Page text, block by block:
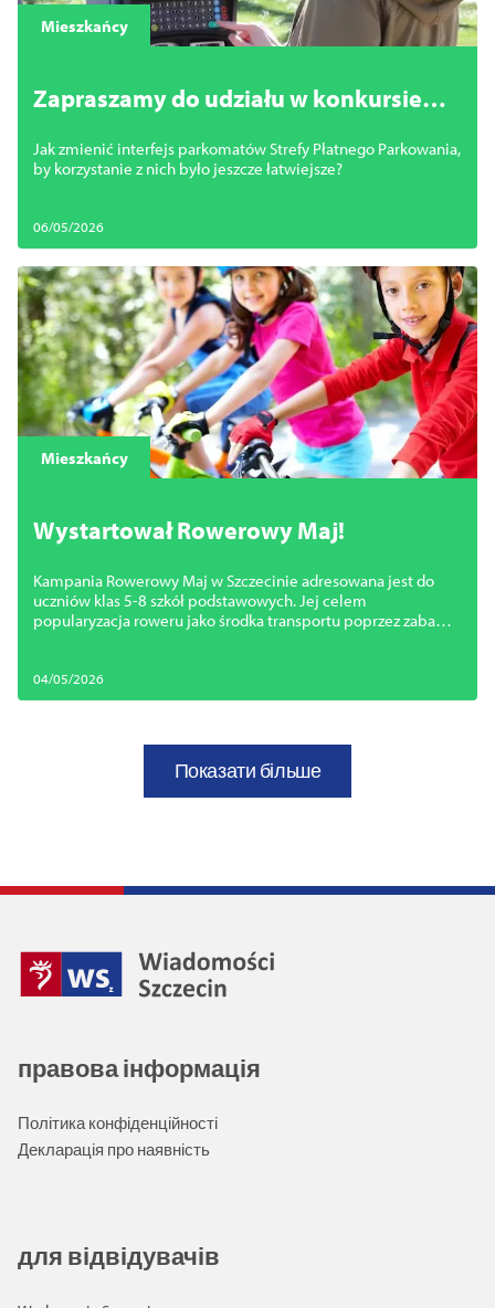
Mieszkańcy
Zapraszamy do udziału w konkursie
Jak zmienić interfejs parkomatów Strefy Płatnego Parkowania,
by korzystanie z nich było jeszcze łatwiejsze?
06/05/2026
Mieszkańcy
Wystartował Rowerowy Maj!
Kampania Rowerowy Maj w Szczecinie adresowana jest do
uczniów klas 5-8 szkół podstawowych. Jej celem
popularyzacja roweru jako środka transportu poprzez zabawę
04/05/2026
Показати більше
правова інформація
Політика конфіденційності
Декларація про наявність
для відвідувачів